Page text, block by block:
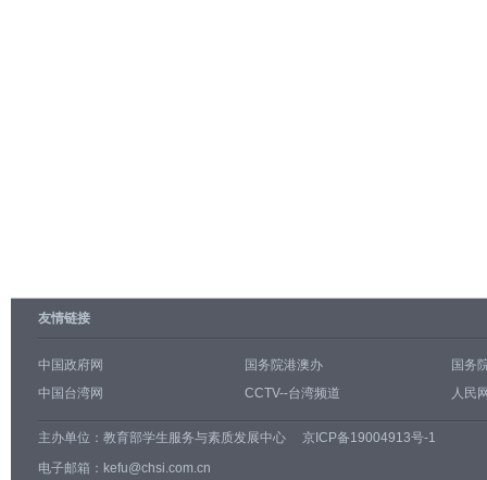
友情链接
中国政府网 国务院港澳办
国务
中国台湾网
CCTV--台湾频道 人民
主办单位： 教育部学生服务与素质发展中心
京ICP备19004913号-1
电子邮箱：kefu@chsi.com.cn